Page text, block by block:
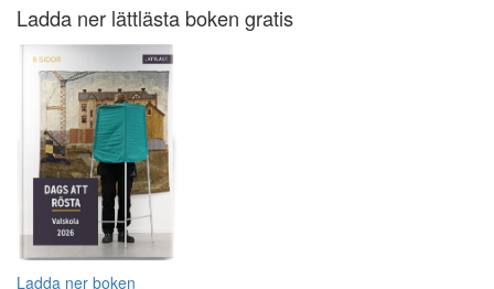
Ladda ner lättlästa boken gratis
Ladda ner boken